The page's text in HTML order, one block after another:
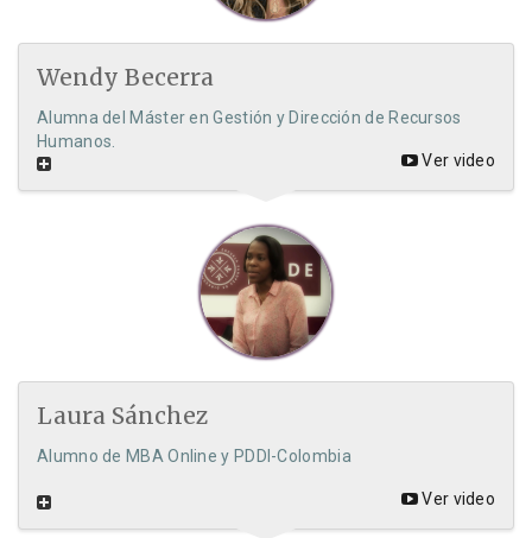
Wendy Becerra
Alumna del Máster en Gestión y Dirección de Recursos
Humanos.
Ver video
Laura Sánchez
Alumno de MBA Online y PDDI-Colombia
Ver video